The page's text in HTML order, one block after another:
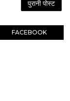
पुरानी पोस्ट
FACEBOOK